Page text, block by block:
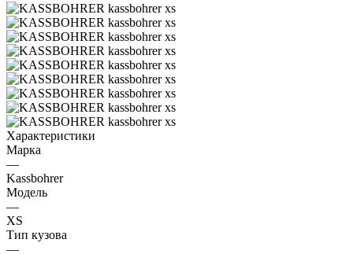
Характеристики
Марка
—
Kassbohrer
Модель
—
XS
Тип кузова
—